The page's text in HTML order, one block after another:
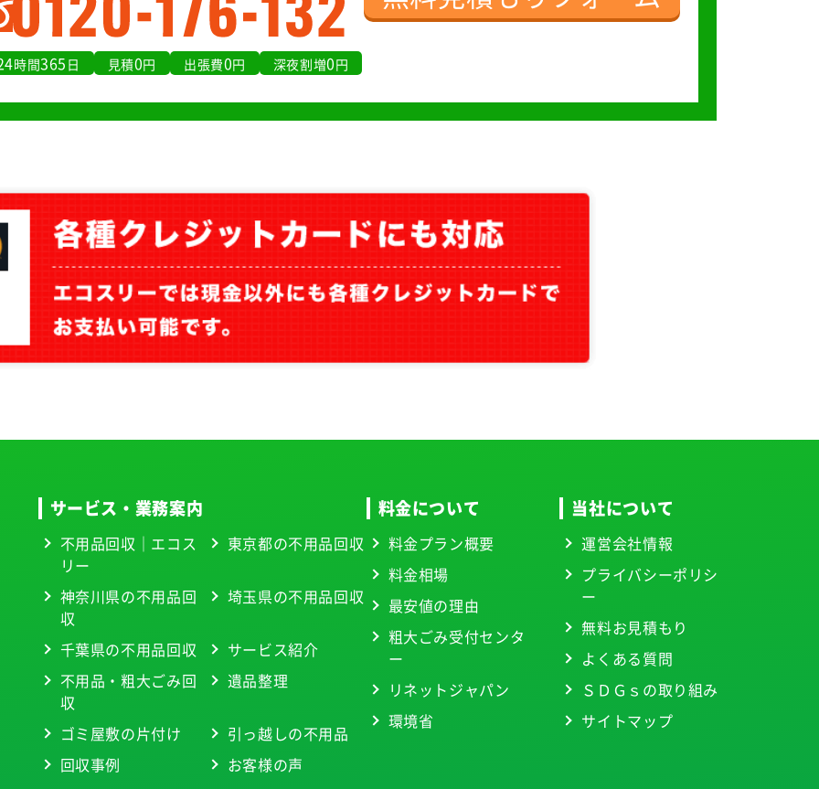
時間365 日 見積0円 出張費0円 深夜割増0円
サービス・業務案内
不用品回収｜エコス
リー
東京都の不用品回収
神奈川県の不用品回
収
埼玉県の不用品回収
千葉県の不用品回収
サービス紹介
不用品・粗大ごみ回
収
遺品整理
ゴミ屋敷の片付け
引っ越しの不用品
回収事例
お客様の声
料金について
料金プラン概要
料金相場
最安値の理由
粗大ごみ受付センタ
ー
リネットジャパン
環境省
当社について
運営会社情報
プライバシーポリシ
ー
無料お見積もり
よくある質問
ＳＤＧｓの取り組み
サイトマップ